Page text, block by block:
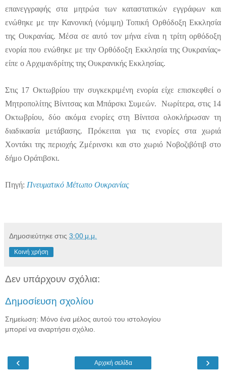
επανεγγραφής στα μητρώα των καταστατικών εγγράφων και
ενώθηκε με την Κανονική (νόμιμη) Τοπική Ορθόδοξη Εκκλησία
της Ουκρανίας. Μέσα σε αυτό τον μήνα είναι η τρίτη ορθόδοξη
ενορία που ενώθηκε με την Ορθόδοξη Εκκλησία της Ουκρανίας»
είπε ο Αρχιμανδρίτης της Ουκρανικής Εκκλησίας.
Στις 17 Οκτωβρίου την συγκεκριμένη ενορία είχε επισκεφθεί ο
Μητροπολίτης Βίνιτσας και Μπάρσκι Συμεών. Νωρίτερα, στις 14
Οκτωβρίου, δύο ακόμα ενορίες στη Βίνιτσα ολοκλήρωσαν τη
διαδικασία μετάβασης. Πρόκειται για τις ενορίες στα χωριά
Χοντάκι της περιοχής Ζμέρινσκι και στο χωριό Νοβοζιβότιβ στο
δήμο Οράτιβσκι.
Πηγή: Πνευματικό Μέτωπο Ουκρανίας
Δημοσιεύτηκε στις 3:00 μ.μ.
Κοινή χρήση
Δεν υπάρχουν σχόλια:
Δημοσίευση σχολίου
Σημείωση: Μόνο ένα μέλος αυτού του ιστολογίου
μπορεί να αναρτήσει σχόλιο.
‹ ›
Αρχική σελίδα